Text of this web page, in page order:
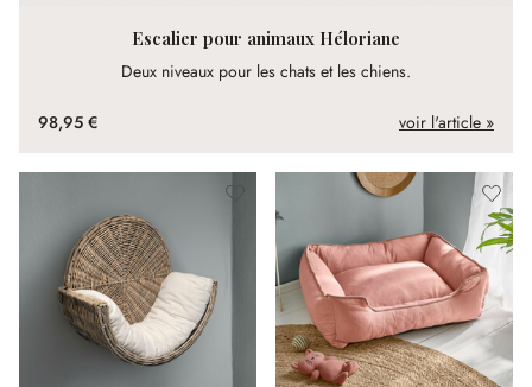
Escalier pour animaux Héloriane
Deux niveaux pour les chats et les chiens.
98,95 € voir l'article »